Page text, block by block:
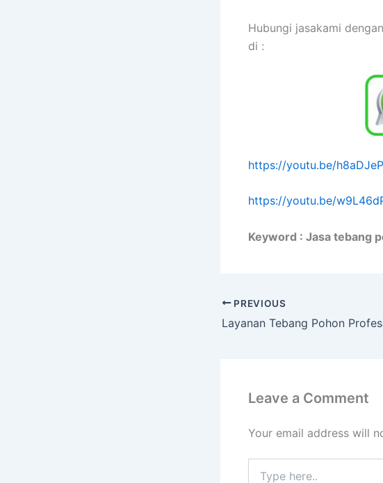
Hubungi jasakami
di :
https://youtu.be/
https://youtu.be/
Keyword : Jasa tebang
PREVIOUS
Leave a Comment
Your email address will
here..